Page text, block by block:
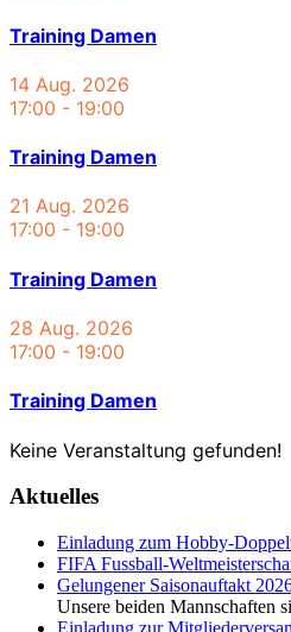
Training Damen
14 Aug. 2026
17:00 - 19:00
Training Damen
21 Aug. 2026
17:00 - 19:00
Training Damen
28 Aug. 2026
17:00 - 19:00
Training Damen
Keine Veranstaltung gefunden!
Aktuelles
Einladung zum Hobby-
FIFA Fussball-
Gelungener Saisonauftakt
Unsere beiden Mannschaften
Einladung zur